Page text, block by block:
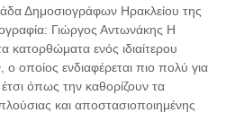
Δημοσιογράφων Ηρακλείου της
Γιώργος Αντωνάκης Η
κατορθώματα ενός ιδιαίτερου
οποίος ενδιαφέρεται πιο πολύ για
όπως την καθορίζουν τα
και αποστασιοποιημένης